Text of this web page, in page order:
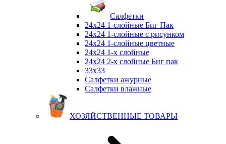
Салфетки
24х24 1-слойные Биг Пак
24х24 1-слойные с рисунком
24х24 1-слойные цветные
24х24 1-х слойные
24х24 2-х слойные Биг пак
33х33
Салфетки ажурные
Салфетки влажные
ХОЗЯЙСТВЕННЫЕ ТОВАРЫ